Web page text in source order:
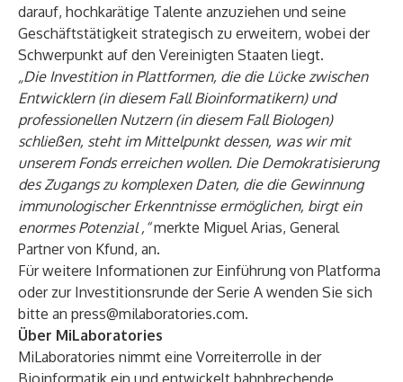
darauf, hochkarätige Talente anzuziehen und seine
Geschäftstätigkeit strategisch zu erweitern, wobei der
Schwerpunkt auf den Vereinigten Staaten liegt.
„Die Investition in Plattformen, die die Lücke zwischen
Entwicklern (in diesem Fall Bioinformatikern) und
professionellen Nutzern (in diesem Fall Biologen)
schließen, steht im Mittelpunkt dessen, was wir mit
unserem Fonds erreichen wollen. Die Demokratisierung
des Zugangs zu komplexen Daten, die die Gewinnung
immunologischer Erkenntnisse ermöglichen, birgt ein
enormes Potenzial ,“merkte Miguel Arias, General
Partner von Kfund, an.
Für weitere Informationen zur Einführung von Platforma
oder zur Investitionsrunde der Serie A wenden Sie sich
bitte an press@milaboratories.com.
Über MiLaboratories
MiLaboratories nimmt eine Vorreiterrolle in der
Bioinformatik ein und entwickelt bahnbrechende